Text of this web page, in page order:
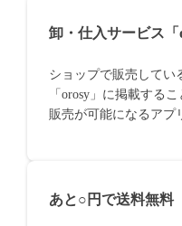
卸・仕入サービス「
ショップで販売してい
「orosy」に掲載する
販売が可能になるアプ
あと○円で送料無料